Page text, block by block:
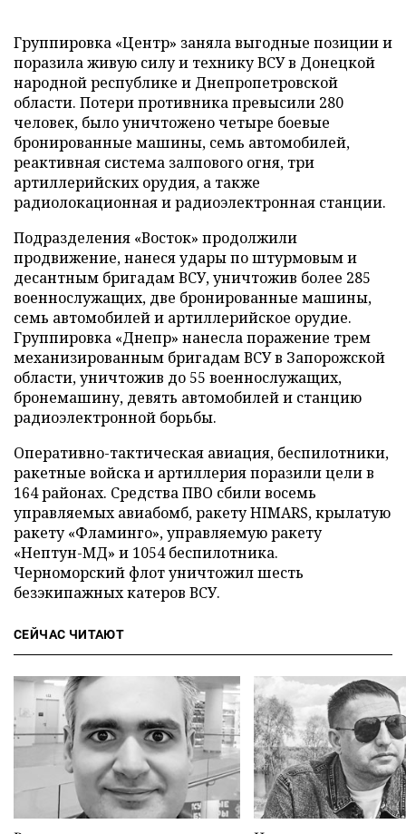
Группировка «Центр» заняла выгодные позиции и
поразила живую силу и технику ВСУ в Донецкой
народной республике и Днепропетровской
области. Потери противника превысили 280
человек, было уничтожено четыре боевые
бронированные машины, семь автомобилей,
реактивная система залпового огня, три
артиллерийских орудия, а также
радиолокационная и радиоэлектронная станции.
Подразделения «Восток» продолжили
продвижение, нанеся удары по штурмовым и
десантным бригадам ВСУ, уничтожив более 285
военнослужащих, две бронированные машины,
семь автомобилей и артиллерийское орудие.
Группировка «Днепр» нанесла поражение трем
механизированным бригадам ВСУ в Запорожской
области, уничтожив до 55 военнослужащих,
бронемашину, девять автомобилей и станцию
радиоэлектронной борьбы.
Оперативно-тактическая авиация, беспилотники,
ракетные войска и артиллерия поразили цели в
164 районах. Средства ПВО сбили восемь
управляемых авиабомб, ракету HIMARS, крылатую
ракету «Фламинго», управляемую ракету
«Нептун-МД» и 1054 беспилотника.
Черноморский флот уничтожил шесть
безэкипажных катеров ВСУ.
СЕЙЧАС ЧИТАЮТ